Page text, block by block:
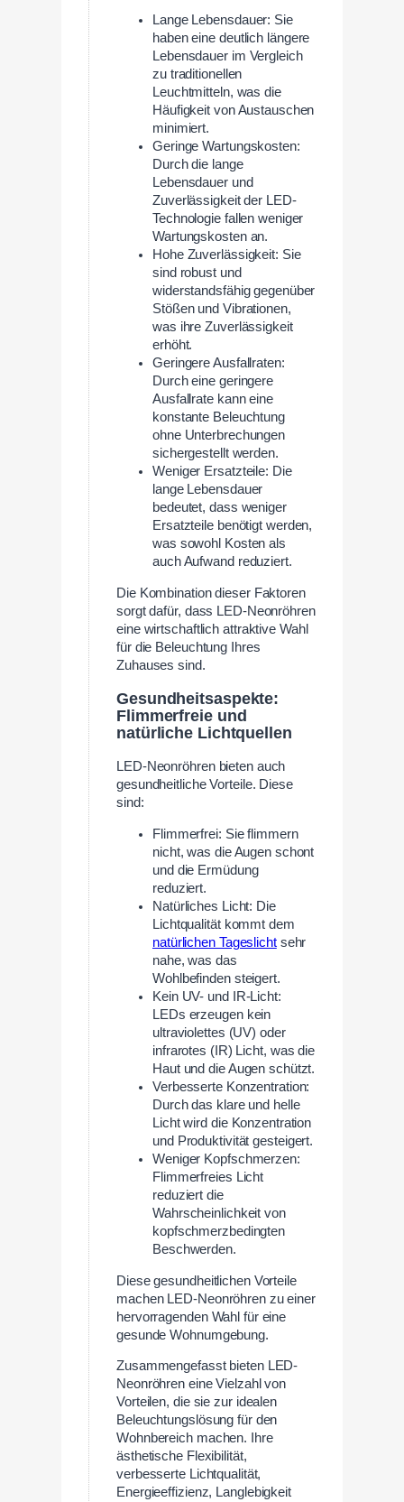
Lange Lebensdauer: Sie
haben eine deutlich längere
Lebensdauer im Vergleich
zu traditionellen
Leuchtmitteln, was die
Häufigkeit von Austauschen
minimiert.
Geringe Wartungskosten:
Durch die lange
Lebensdauer und
Zuverlässigkeit der LED-
Technologie fallen weniger
Wartungskosten an.
Hohe Zuverlässigkeit: Sie
sind robust und
widerstandsfähig gegenüber
Stößen und Vibrationen,
was ihre Zuverlässigkeit
erhöht.
Geringere Ausfallraten:
Durch eine geringere
Ausfallrate kann eine
konstante Beleuchtung
ohne Unterbrechungen
sichergestellt werden.
Weniger Ersatzteile: Die
lange Lebensdauer
bedeutet, dass weniger
Ersatzteile benötigt werden,
was sowohl Kosten als
auch Aufwand reduziert.
Die Kombination dieser Faktoren
sorgt dafür, dass LED-Neonröhren
eine wirtschaftlich attraktive Wahl
für die Beleuchtung Ihres
Zuhauses sind.
Gesundheitsaspekte:
Flimmerfreie und
natürliche Lichtquellen
LED-Neonröhren bieten auch
gesundheitliche Vorteile. Diese
sind:
Flimmerfrei: Sie flimmern
nicht, was die Augen schont
und die Ermüdung
reduziert.
Natürliches Licht: Die
Lichtqualität kommt dem
natürlichen Tageslichtsehr
nahe, was das
Wohlbefinden steigert.
Kein UV- und IR-Licht:
LEDs erzeugen kein
ultraviolettes (UV) oder
infrarotes (IR) Licht, was die
Haut und die Augen schützt.
Verbesserte Konzentration:
Durch das klare und helle
Licht wird die Konzentration
und Produktivität gesteigert.
Weniger Kopfschmerzen:
Flimmerfreies Licht
reduziert die
Wahrscheinlichkeit von
kopfschmerzbedingten
Beschwerden.
Diese gesundheitlichen Vorteile
machen LED-Neonröhren zu einer
hervorragenden Wahl für eine
gesunde Wohnumgebung.
Zusammengefasst bieten LED-
Neonröhren eine Vielzahl von
Vorteilen, die sie zur idealen
Beleuchtungslösung für den
Wohnbereich machen. Ihre
ästhetische Flexibilität,
verbesserte Lichtqualität,
Energieeffizienz, Langlebigkeit